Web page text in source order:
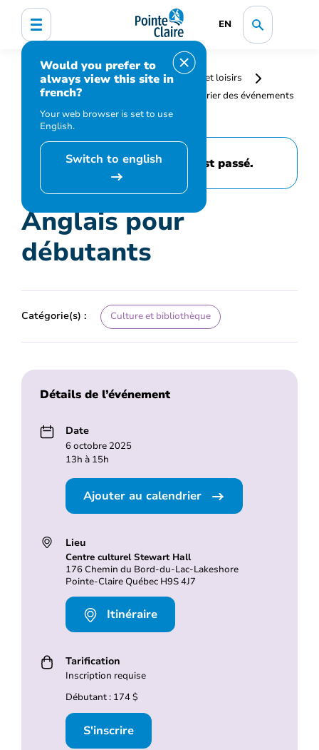
EN
Would you prefer to
always view this site in
french?
Your web browser is set to use
English.
Switch to english
Accueil
Bibliothèque, culture, sports et loisirs
Programmation et inscription
Calendrier des événements
et activités
Anglais pour débutants
Cet événement est passé.
Anglais pour
débutants
Catégorie(s) : Culture et bibliothèque
Détails de l’événement
Date
6 octobre 2025
13h à 15h
Ajouter au calendrier
Lieu
Centre culturel Stewart Hall
176 Chemin du Bord-du-Lac-Lakeshore
Pointe-Claire Québec H9S 4J7
Itinéraire
Tarification
Inscription requise
Débutant : 174 $
S'inscrire